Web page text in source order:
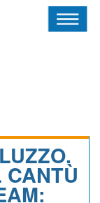
CANTÙ